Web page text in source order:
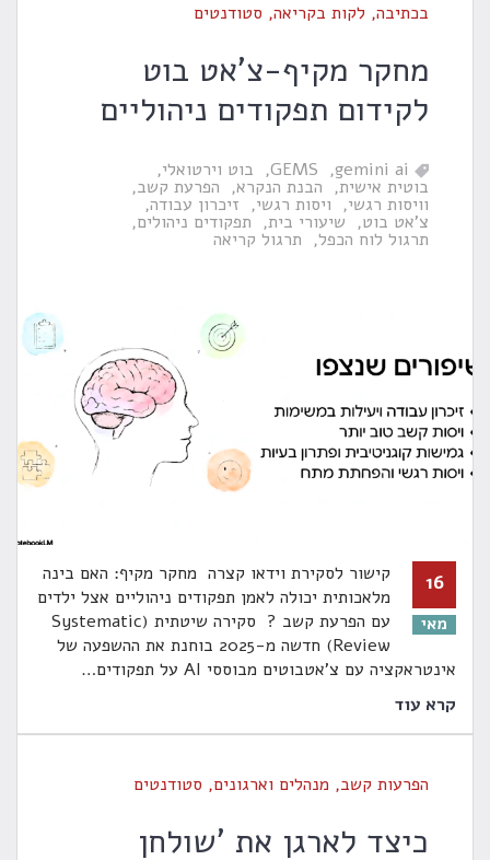
בכתיבה, לקות בקריאה, סטודנטים
מחקר מקיף-צ'אט בוט
לקידום תפקודים ניהוליים
gemini ai
GEMS בוט וירטואלי
בוטית אישית הבנת הנקרא הפרעת קשב
וויסות רגשי ויסות רגשי זיכרון עבודה
צ'אט בוט שיעורי בית תפקודים ניהולים
תרגול לוח הכפל תרגול קריאה
16
מאי
קישור לסקירת וידאו קצרה מחקר מקיף: האם בינה
מלאכותית יכולה לאמן תפקודים ניהוליים אצל ילדים
עם הפרעת קשב ? סקירה שיטתית (Systematic
Review) חדשה מ-2025 בוחנת את ההשפעה של
אינטראקציה עם צ'אטבוטים מבוססי AI על תפקודים
…
קרא עוד
הפרעות קשב, מנהלים וארגונים, סטודנטים
כיצד לארגן את 'שולחן